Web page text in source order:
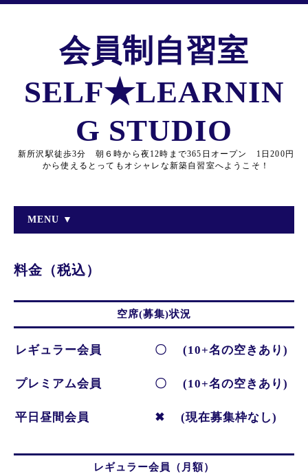
会員制自習室
SELF★LEARNIN
G STUDIO
新所沢駅徒歩3分 朝６時から夜12時まで365日オープン 1日200円
から使えるとってもオシャレな新築自習室へようこそ！
MENU ▼
料金（税込）
空席(募集)状況
レギュラー会員 〇 (10+名の空きあり)
プレミアム会員 〇 (10+名の空きあり)
平日昼間会員 ✖ (現在募集枠なし)
レギュラー会員（月額）